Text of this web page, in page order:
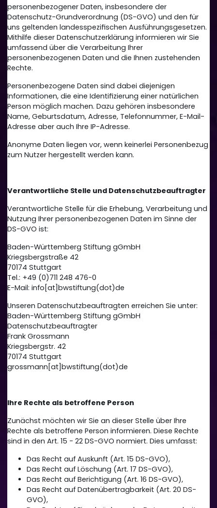
personenbezogener Daten, insbesondere der
Datenschutz-Grundverordnung (DS-GVO) und den für
uns geltenden landesspezifischen Ausführungsgesetzen.
Mithilfe dieser Datenschutzerklärung informieren wir Sie
umfassend über die Verarbeitung Ihrer
personenbezogenen Daten und die Ihnen zustehenden
Rechte.
Personenbezogene Daten sind dabei diejenigen
Informationen, die eine Identifizierung einer natürlichen
Person möglich machen. Dazu gehören insbesondere
Name, Geburtsdatum, Adresse, Telefonnummer, E-Mail-
Adresse aber auch Ihre IP-Adresse.
Anonyme Daten liegen vor, wenn keinerlei Personenbezug
zum Nutzer hergestellt werden kann.
Verantwortliche Stelle und Datenschutzbeauftragter
Verantwortliche Stelle für die Erhebung, Verarbeitung und
Nutzung Ihrer personenbezogenen Daten im Sinne der
DS-GVO ist:
Baden-Württemberg Stiftung gGmbH
Kriegsbergstraße 42
70174 Stuttgart
Tel.: +49 (0)711 248 476-0
E-Mail: info[at]bwstiftung(dot)de
Unseren Datenschutzbeauftragten erreichen Sie unter:
Baden-Württemberg Stiftung gGmbH
Datenschutzbeauftragter
Frank Grossmann
Kriegsbergstr. 42
70174 Stuttgart
grossmann[at]bwstiftung(dot)de
Ihre Rechte als betroffene Person
Zunächst möchten wir Sie an dieser Stelle über Ihre
Rechte als betroffene Person informieren. Diese Rechte
sind in den Art. 15 - 22 DS-GVO normiert. Dies umfasst:
Das Recht auf Auskunft (Art. 15 DS-GVO),
Das Recht auf Löschung (Art. 17 DS-GVO),
Das Recht auf Berichtigung (Art. 16 DS-GVO),
Das Recht auf Datenübertragbarkeit (Art. 20 DS-
GVO),